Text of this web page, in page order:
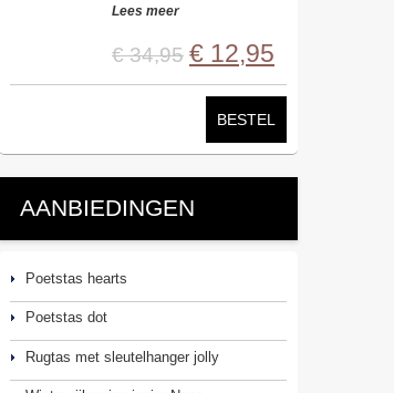
Lees meer
€ 34,95 € 12,95
BESTEL
AANBIEDINGEN
Poetstas hearts
Poetstas dot
Rugtas met sleutelhanger jolly